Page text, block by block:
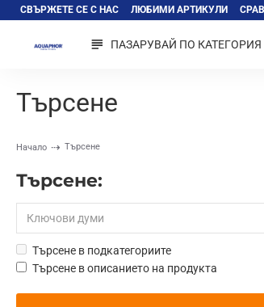
СВЪРЖЕТЕ СЕ С НАС ЛЮБИМИ АРТИКУЛИ
ПАЗАРУВАЙ ПО КАТЕГОРИЯ
Начало Търсене
Търсене
Търсене:
Търсене в подкатегориите
Търсене в описанието на продукта